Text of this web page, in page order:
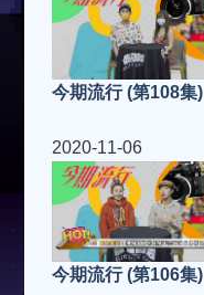
今期流行 (第108集)
2020-11-06
今期流行 (第106集)